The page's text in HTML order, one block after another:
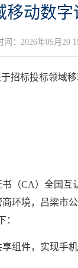
移动数
间：2026年05月20
于招标投标领域
（CA）全国
环境，吕梁市
：
组件，实现手